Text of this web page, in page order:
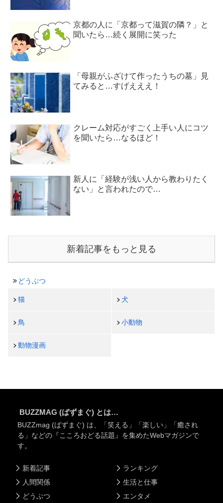
京都の人に「京都って滋賀の隣？」と
聞いたら…続く展開に笑った
「母親がふざけて作ったうちの墓」見
てみると…すげえええ！
クレーム対応がすごく上手い人にコツ
を聞いたら…なるほど！
新人に「経験が浅い人から教わりたく
ない」と言われたので…
新着記事をもっと見る
どうぶつ
猫 犬
鳥 小動物
動物漫画
BUZZMAG (ばずまぐ) とは…
BUZZmag (ばずまぐ) は、「笑える」「楽しい」「癒され
る」などの『こころおどる話題』を集めたWebマガジンで
す。
新着記事
人間関係
どうぶつ
ランキング
生活と仕事
エンタメ